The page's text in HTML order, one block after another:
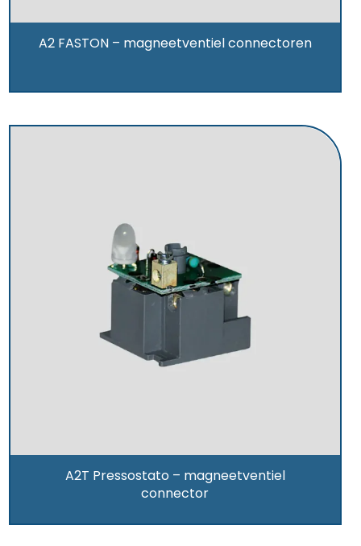
A2 FASTON – magneetventiel connectoren
A2T Pressostato – magneetventiel
connector